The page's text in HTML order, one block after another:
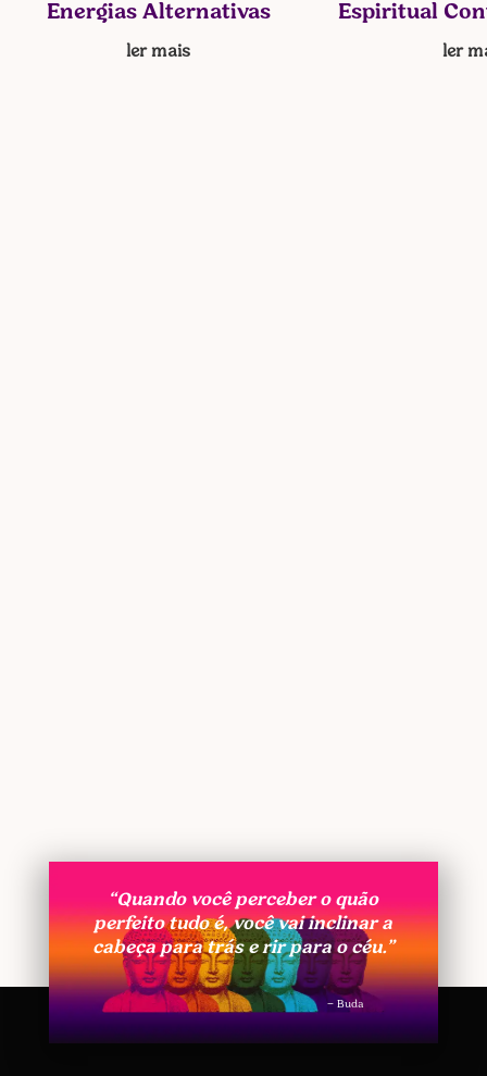
Energias Alternativas
ler mais
Espiritual
ler
“Quando você perceber o quão
perfeito tudo é, você vai inclinar a
cabeça para trás e rir para o céu.”
– Buda